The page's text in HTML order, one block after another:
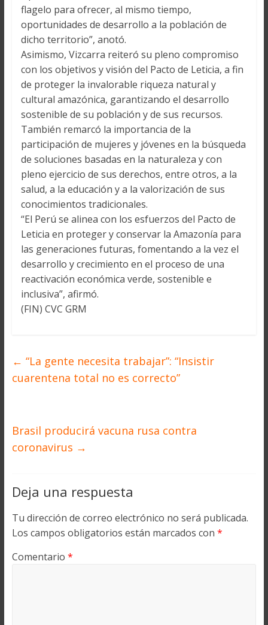
flagelo para ofrecer, al mismo tiempo,
oportunidades de desarrollo a la población de
dicho territorio”, anotó.
Asimismo, Vizcarra reiteró su pleno compromiso
con los objetivos y visión del Pacto de Leticia, a fin
de proteger la invalorable riqueza natural y
cultural amazónica, garantizando el desarrollo
sostenible de su población y de sus recursos.
También remarcó la importancia de la
participación de mujeres y jóvenes en la búsqueda
de soluciones basadas en la naturaleza y con
pleno ejercicio de sus derechos, entre otros, a la
salud, a la educación y a la valorización de sus
conocimientos tradicionales.
“El Perú se alinea con los esfuerzos del Pacto de
Leticia en proteger y conservar la Amazonía para
las generaciones futuras, fomentando a la vez el
desarrollo y crecimiento en el proceso de una
reactivación económica verde, sostenible e
inclusiva”, afirmó.
(FIN) CVC GRM
← “La gente necesita trabajar”: “Insistir
cuarentena total no es correcto”
Brasil producirá vacuna rusa contra
coronavirus →
Deja una respuesta
Tu dirección de correo electrónico no será publicada.
Los campos obligatorios están marcados con *
Comentario *